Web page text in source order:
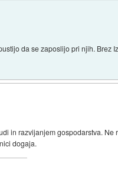
da se zaposlijo pri njih. Brez
in razvijanjem gospodarstva.
dogaja.